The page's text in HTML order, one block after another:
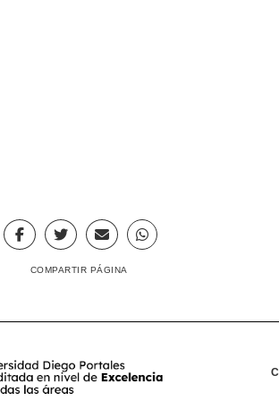
COMPARTIR PÁGINA